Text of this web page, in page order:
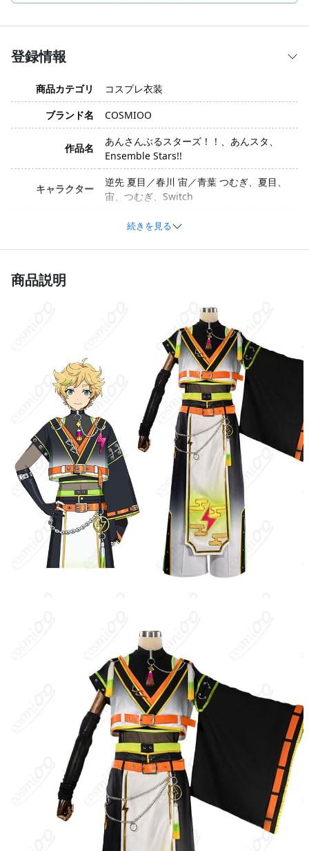
登録情報
商品カテゴリ
コスプレ衣装
ブランド名
COSMIOO
作品名
あんさんぶるスターズ！！、あんスタ、
Ensemble Stars!!
キャラクター
逆先 夏目／春川 宙／青葉 つむぎ、夏目、
宙、つむぎ、Switch
World Switching
サイズ
S、M、L、XL、オーダーメイド
ストレッチメッシュインナー、黒ハイネッ
クトップス、上着、ズボン、腰布、ベル
ト、腰飾り、胸飾り、手袋、アームカバ
発送予定
加工に7～15営業日、配送に5～7営業日
（※土日祝除く）、合計で12～22営業日程
度でお届け
支払い方法
クレジットカード（VISA、Master、JCB、
Discover、AMERICAN EXPRESS）、
PayPal、銀行振込
使用場所
アニメ・ゲーム系イベント、コミケ・即売
会、スタジオ撮影会、屋外ロケ撮影、ハロ
ウィン仮装、ユニット合わせ・併せ撮影、
歌ってみた・踊ってみた収録、ホビー系展
示会・オフ会
他の衣類と同じく、清潔に乾燥を保ち、鋭
い物によっての破れを避けてください。
商品状態
新品未使用
：胸飾り・腰飾りは位置ずれ防止の固定方式を
採用。再現度が高い反面、激しいダンスでは干渉する場合があり
ます。大きな動きの前に固定位置の微調整と仮留めをおすすめし
続きを見る
商品説明